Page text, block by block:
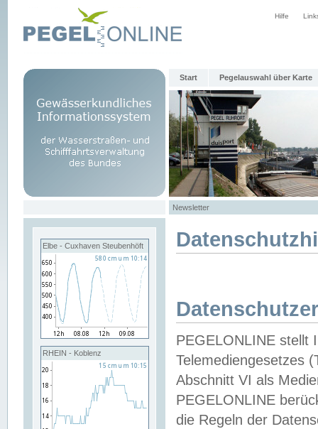
Hilfe
Start Pegelauswahl über Karte
Newsletter
Elbe - Cuxhaven Steubenhöft
RHEIN - Koblenz
PEGELONLINE stellt
Telemediengesetzes
Abschnitt VI als
PEGELONLINE
die Regeln der